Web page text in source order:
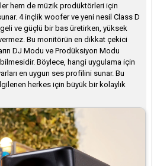
hem de müzik prodüktörleri için
4 inçlik woofer ve yeni nesil Class D
ve güçlü bir bas üretirken, yüksek
Bu monitörün en dikkat çekici
DJ Modu ve Prodüksiyon Modu
Böylece, hangi uygulama için
en uygun ses profilini sunar. Bu
herkes için büyük bir kolaylık